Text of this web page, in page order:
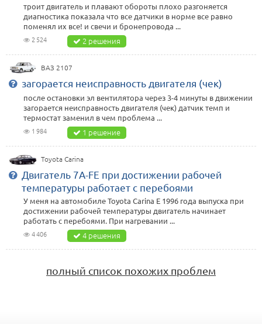
троит двигатель и плавают обороты плохо разгоняется
диагностика показала что все датчики в норме все равно
поменял их все! и свечи и бронепровода ...
2 524 2 решения
ВАЗ 2107
загорается неисправность двигателя (чек)
после остановки эл вентилятора через 3-4 минуты в движении
загорается неисправность двигателя (чек) датчик темп и
термостат заменил в чем проблема ...
1 984 1 решение
Toyota Carina
Двигатель 7A-FE при достижении рабочей
температуры работает с перебоями
У меня на автомобиле Toyota Carina Е 1996 года выпуска при
достижении рабочей температуры двигатель начинает
работать с перебоями. При нагревании ...
4 406 4 решения
полный список похожих проблем